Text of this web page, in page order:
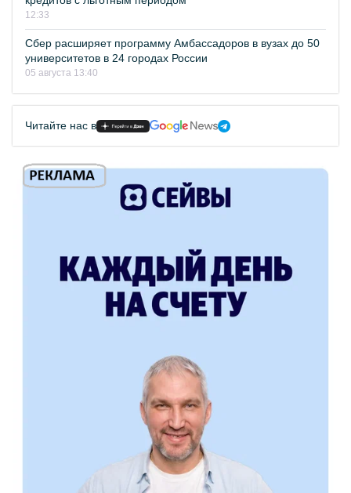
12:33
Сбер расширяет программу Амбассадоров в вузах до 50
университетов в 24 городах России
05 августа 13:40
Читайте нас в